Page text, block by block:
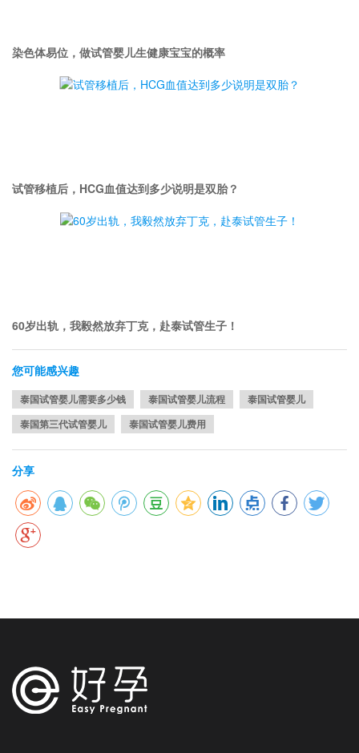
染色体易位，做试管婴儿生健康宝宝的概率
试管移植后，HCG血值达到多少说明是双胎？
60岁出轨，我毅然放弃丁克，赴泰试管生子！
您可能感兴趣
泰国试管婴儿需要多少钱 泰国试管婴儿流程
泰国试管婴儿
泰国第三代试管婴儿
泰国试管婴儿费用
分享